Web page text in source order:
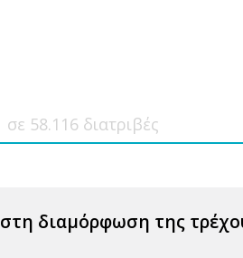
διαμόρφωση της